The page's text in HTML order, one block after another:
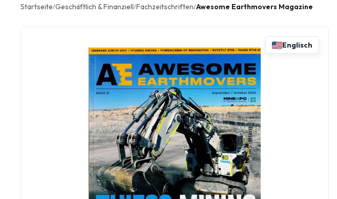
Startseite/Geschäftlich & Finanziell/Fachzeitschriften/Awesome Earthmovers Magazine
Englisch